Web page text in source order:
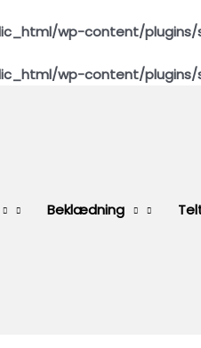
wp-content/plugins/
wp-content/plugins/
Beklædning